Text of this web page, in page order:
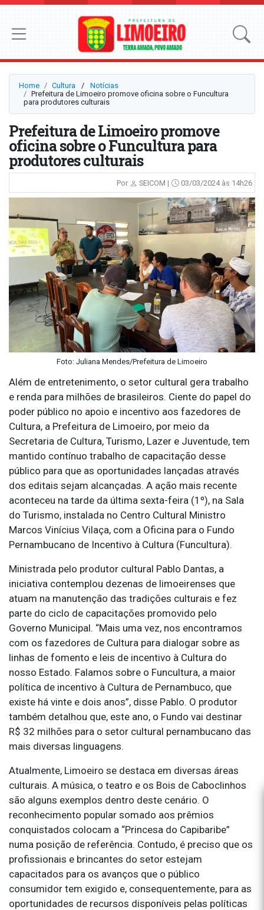
Home Cultura ⠀/⠀ Notícias
Prefeitura de Limoeiro promove oficina sobre o Funcultura
para produtores culturais
Prefeitura de Limoeiro promove
oficina sobre o Funcultura para
produtores culturais
Por SEICOM | 03/03/2024 às 14h26
Foto: Juliana Mendes/Prefeitura de Limoeiro
Além de entretenimento, o setor cultural gera trabalho
e renda para milhões de brasileiros. Ciente do papel do
poder público no apoio e incentivo aos fazedores de
Cultura, a Prefeitura de Limoeiro, por meio da
Secretaria de Cultura, Turismo, Lazer e Juventude, tem
mantido contínuo trabalho de capacitação desse
público para que as oportunidades lançadas através
dos editais sejam alcançadas. A ação mais recente
aconteceu na tarde da última sexta-feira (1º), na Sala
do Turismo, instalada no Centro Cultural Ministro
Marcos Vinícius Vilaça, com a Oficina para o Fundo
Pernambucano de Incentivo à Cultura (Funcultura).
Ministrada pelo produtor cultural Pablo Dantas, a
iniciativa contemplou dezenas de limoeirenses que
atuam na manutenção das tradições culturais e fez
parte do ciclo de capacitações promovido pelo
Governo Municipal. “Mais uma vez, nos encontramos
com os fazedores de Cultura para dialogar sobre as
linhas de fomento e leis de incentivo à Cultura do
nosso Estado. Falamos sobre o Funcultura, a maior
política de incentivo à Cultura de Pernambuco, que
existe há vinte e dois anos”, disse Pablo. O produtor
também detalhou que, este ano, o Fundo vai destinar
R$ 32 milhões para o setor cultural pernambucano das
mais diversas linguagens.
Atualmente, Limoeiro se destaca em diversas áreas
culturais. A música, o teatro e os Bois de Caboclinhos
são alguns exemplos dentro deste cenário. O
reconhecimento popular somado aos prêmios
conquistados colocam a “Princesa do Capibaribe”
numa posição de referência. Contudo, é preciso que os
profissionais e brincantes do setor estejam
capacitados para os avanços que o público
consumidor tem exigido e, consequentemente, para as
oportunidades de recursos disponíveis pelas políticas